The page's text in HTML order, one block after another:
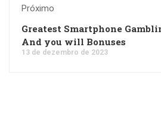
Próximo
Greatest Smartphone
And you will Bonuses
13 de dezembro de 2023